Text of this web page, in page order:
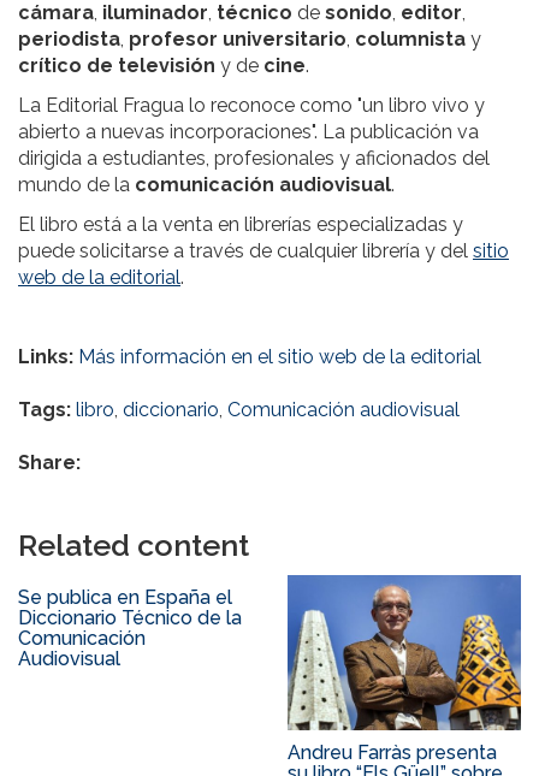
cámara, iluminador, técnico de sonido, editor,
periodista, profesor universitario, columnista y
crítico de televisión y de cine.
La Editorial Fragua lo reconoce como "un libro vivo y
abierto a nuevas incorporaciones". La publicación va
dirigida a estudiantes, profesionales y aficionados del
mundo de la comunicación audiovisual.
El libro está a la venta en librerías especializadas y
puede solicitarse a través de cualquier librería y del sitio
web de la editorial.
Links: Más información en el sitio web de la editorial
Tags: libro, diccionario, Comunicación audiovisual
Share:
Related content
Se publica en España el
Diccionario Técnico de la
Comunicación
Audiovisual
Andreu Farràs presenta